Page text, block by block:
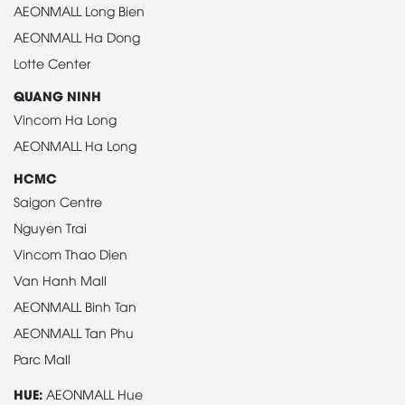
AEONMALL Long Bien
AEONMALL Ha Dong
Lotte Center
QUANG NINH
Vincom Ha Long
AEONMALL Ha Long
HCMC
Saigon Centre
Nguyen Trai
Vincom Thao Dien
Van Hanh Mall
AEONMALL Binh Tan
AEONMALL Tan Phu
Parc Mall
HUE: AEONMALL Hue